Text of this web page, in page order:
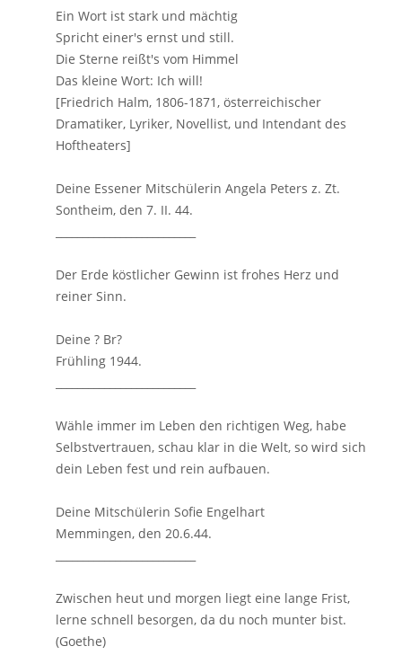
Ein Wort ist stark und mächtig
Spricht einer's ernst und still.
Die Sterne reißt's vom Himmel
Das kleine Wort: Ich will!
[Friedrich Halm, 1806-1871, österreichischer
Dramatiker, Lyriker, Novellist, und Intendant des
Hoftheaters]
Deine Essener Mitschülerin Angela Peters z. Zt.
Sontheim, den 7. II. 44.
Der Erde köstlicher Gewinn ist frohes Herz und
reiner Sinn.
Deine ? Br?
Frühling 1944.
Wähle immer im Leben den richtigen Weg, habe
Selbstvertrauen, schau klar in die Welt, so wird sich
dein Leben fest und rein aufbauen.
Deine Mitschülerin Sofie Engelhart
Memmingen, den 20.6.44.
Zwischen heut und morgen liegt eine lange Frist,
lerne schnell besorgen, da du noch munter bist.
(Goethe)